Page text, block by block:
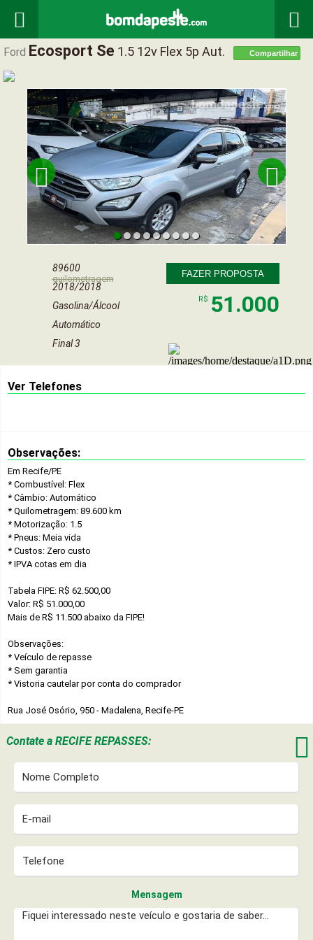
 
Ford Ecosport Se 1.5 12v Flex 5p Aut. Compartilhar
 
89600
quilometragem
2018/2018
Gasolina/Álcool
Automático
Final 3
FAZER PROPOSTA
R$ 51.000
Ver Telefones
Observações:
Em Recife/PE
* Combustível: Flex
* Câmbio: Automático
* Quilometragem: 89.600 km
* Motorização: 1.5
* Pneus: Meia vida
* Custos: Zero custo
* IPVA cotas em dia
Tabela FIPE: R$ 62.500,00
Valor: R$ 51.000,00
Mais de R$ 11.500 abaixo da FIPE!
Observações:
* Veículo de repasse
* Sem garantia
* Vistoria cautelar por conta do comprador
Rua José Osório, 950 - Madalena, Recife-PE
Contate a RECIFE REPASSES: 
Mensagem